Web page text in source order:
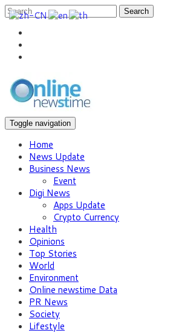
Search
Toggle navigation
Home
News Update
Business News
Event
Digi News
Apps Update
Crypto Currency
Health
Opinions
Top Stories
World
Environment
Online newstime Data
PR News
Society
Lifestyle